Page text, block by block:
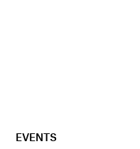
EVENTS